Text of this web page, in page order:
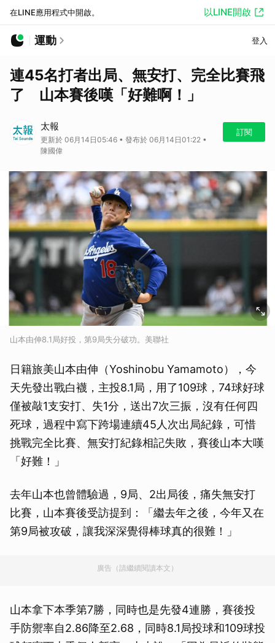
在LINE應用程式中開啟。 以LINE開啟
運動 登入
連45名打者出局、無安打、完全比賽飛
了 山本賽後嘆「好難啊！」
太報
更新於 06月14日05:46 • 發布於 06月14日01:22 •
陳國偉
訂閱
山本由伸8.1局好投，第9局失分破功。美聯社
日籍旅美山本由伸（Yoshinobu Yamamoto），今
天先發出戰白襪，主投8.1局，用了109球，74球好球
僅被敲1支安打、失1分，送出7次三振，沒有任何四
死球，過程中寫下跨場連續45人次出局紀錄，可惜
挑戰完全比賽、無安打紀錄相記失敗，賽後山本大嘆
「好難！」
去年山本也曾體驗過，9局、2出局後，痛失無安打
比賽，山本賽後受訪提到：「繼去年之後，今年又在
第9局被攻破，讓我深深覺得棒球真的很難！」
廣告（請繼續閱讀本文）
山本拿下本季第7勝，同時也是先發4連勝，賽後投
手防禦率自2.86降至2.68，同時8.1局投球和109球投